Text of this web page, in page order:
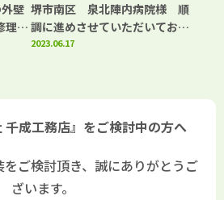
壁
理専
堺市南区 泉北陣内病院様 順
調に進めさせていただいており
ます！│堺市の外壁塗装・屋根
2023.06.17
千成工務店』をご検討中の方へ
ご検討頂き、誠にありがとうご
ざいます。